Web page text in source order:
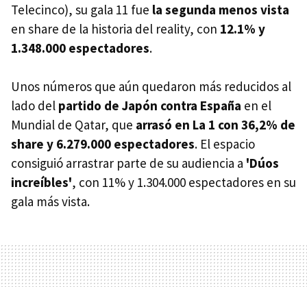
Telecinco), su gala 11 fue la segunda menos vista
en share de la historia del reality, con 12.1% y
1.348.000 espectadores.
Unos números que aún quedaron más reducidos al
lado del partido de Japón contra España en el
Mundial de Qatar, que arrasó en La 1 con 36,2% de
share y 6.279.000 espectadores. El espacio
consiguió arrastrar parte de su audiencia a 'Dúos
increíbles', con 11% y 1.304.000 espectadores en su
gala más vista.